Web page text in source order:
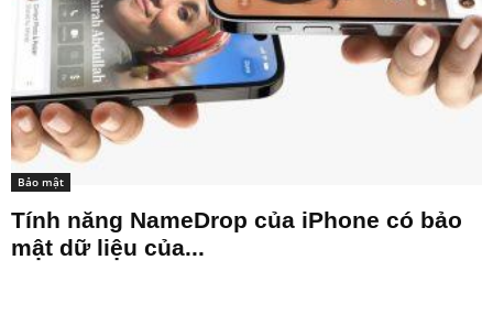
Bảo mật
Tính năng NameDrop của iPhone có bảo
mật dữ liệu của...